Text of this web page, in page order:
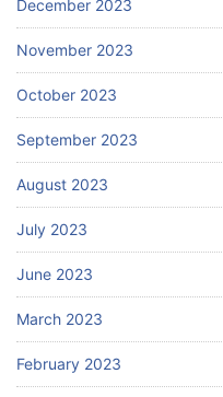
December 2023
November 2023
October 2023
September 2023
August 2023
July 2023
June 2023
March 2023
February 2023